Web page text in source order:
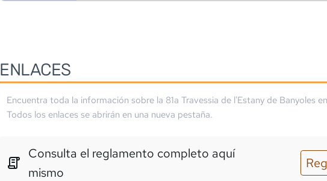
ENLACES
Encuentra toda la información sobre la 81a Travessia de l'Estany de Banyoles
Todos los enlaces se abrirán en una nueva pestaña.
Consulta el reglamento completo aquí
mismo